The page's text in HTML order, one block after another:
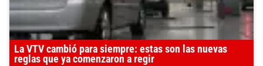
La VTV cambió para siempre: estas son las nuevas
reglas que ya comenzaron a regir